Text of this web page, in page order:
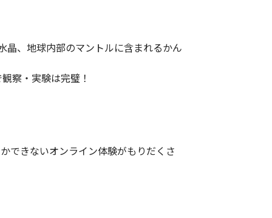
晶、地球内部のマントルに含まれるかん
察・実験は完璧！
できないオンライン体験がもりだくさ